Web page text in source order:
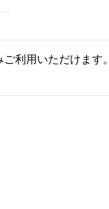
利用いただけます。